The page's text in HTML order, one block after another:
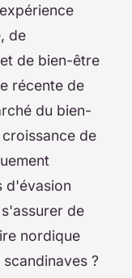
de
de bien-être
récente de
du bien-
de
d'évasion
de
nordique
?